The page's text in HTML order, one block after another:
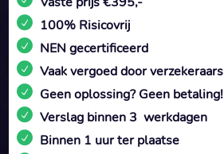
100% Risicovrij
NEN gecertificeerd
Vaak vergoed door verzekeraars
Geen oplossing? Geen betaling!
Verslag binnen 3 werkdagen
Binnen 1 uur ter plaatse